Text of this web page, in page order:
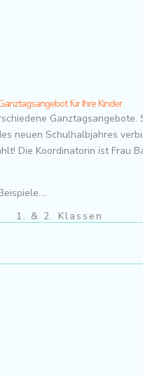
für Ihre Kinder
Ganztagsangebote.
neuen Schulhalbjahres
Die Koordinatorin ist Frau
1. & 2. Klassen